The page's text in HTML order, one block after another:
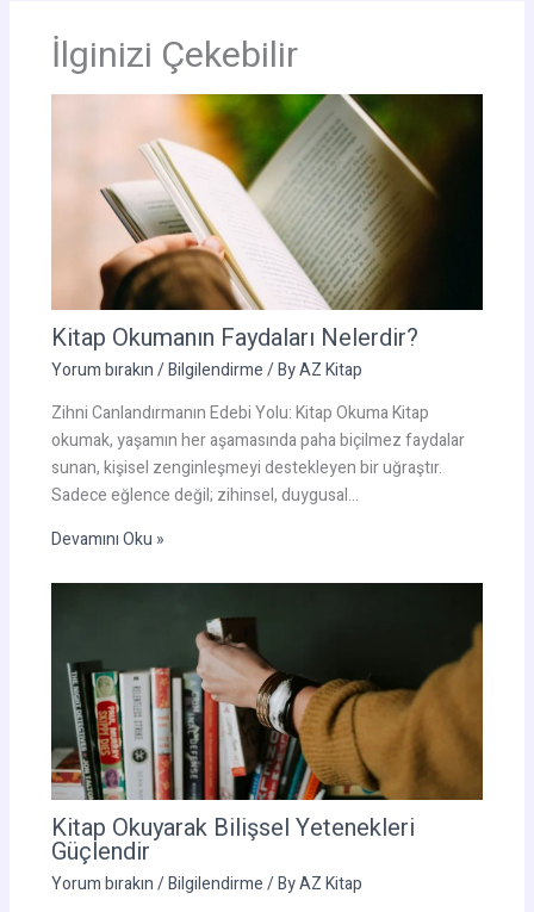
İlginizi Çekebilir
Kitap Okumanın Faydaları Nelerdir?
Yorum bırakın/Bilgilendirme/ ByAZ Kitap
Zihni Canlandırmanın Edebi Yolu: Kitap Okuma Kitap
okumak, yaşamın her aşamasında paha biçilmez faydalar
sunan, kişisel zenginleşmeyi destekleyen bir uğraştır.
Sadece eğlence değil; zihinsel, duygusal…
Devamını Oku »
Kitap Okuyarak Bilişsel Yetenekleri
Güçlendir
Yorum bırakın/Bilgilendirme/ ByAZ Kitap